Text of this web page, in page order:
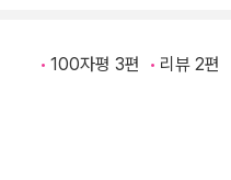
100자평 3편 리뷰 2편